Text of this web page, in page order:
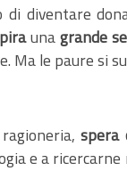
di diventare
unagrande
Ma le paure si
spera
e a